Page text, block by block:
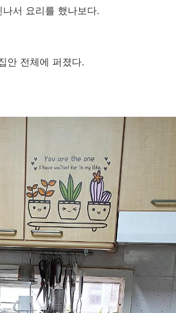
서 요리를 했나보다.
안 전체에 퍼졌다.